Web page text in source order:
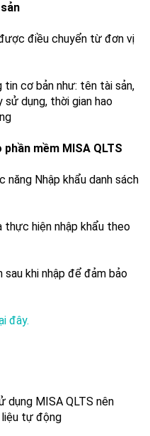
điều chuyển từ đơn vị
cơ bản như: tên tài sản,
sử dụng, thời gian hao
mềm MISA QLTS
năng Nhập khẩu danh sách
thực hiện nhập khẩu theo
khi nhập để đảm bảo
đây.
dụng MISA QLTS nên
liệu tự động